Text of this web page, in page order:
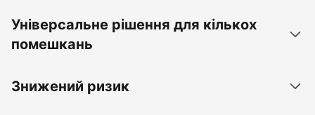
Універсальне рішення для кількох
помешкань
Знижений ризик